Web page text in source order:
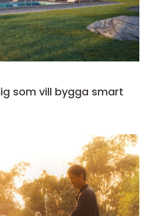
som vill bygga smart